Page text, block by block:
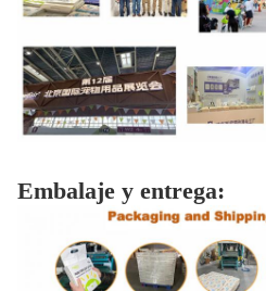
Embalaje y entrega: